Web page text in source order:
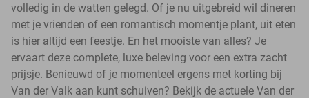
volledig in de watten gelegd. Of je nu uitgebreid wil dineren
met je vrienden of een romantisch momentje plant, uit eten
is hier altijd een feestje. En het mooiste van alles? Je
ervaart deze complete, luxe beleving voor een extra zacht
prijsje. Benieuwd of je momenteel ergens met korting bij
Van der Valk aan kunt schuiven? Bekijk de actuele Van der